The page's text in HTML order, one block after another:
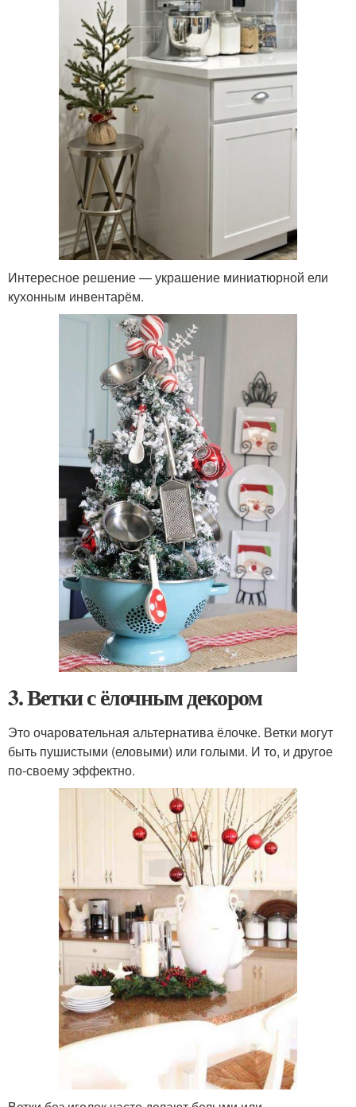
Интересное решение — украшение миниатюрной ели
кухонным инвентарём.
3. Ветки с ёлочным декором
Это очаровательная альтернатива ёлочке. Ветки могут
быть пушистыми (еловыми) или голыми. И то, и другое
по-своему эффектно.